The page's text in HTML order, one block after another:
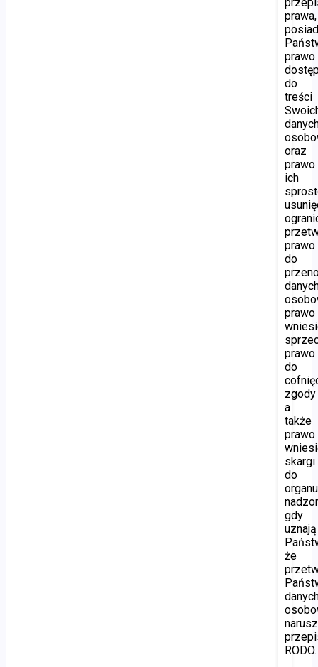
prawa,
prawo
do
treści
oraz
prawo
ich
prawo
do
prawo
prawo
do
zgody
a
także
prawo
skargi
do
organu
gdy
uznają
że
RODO.